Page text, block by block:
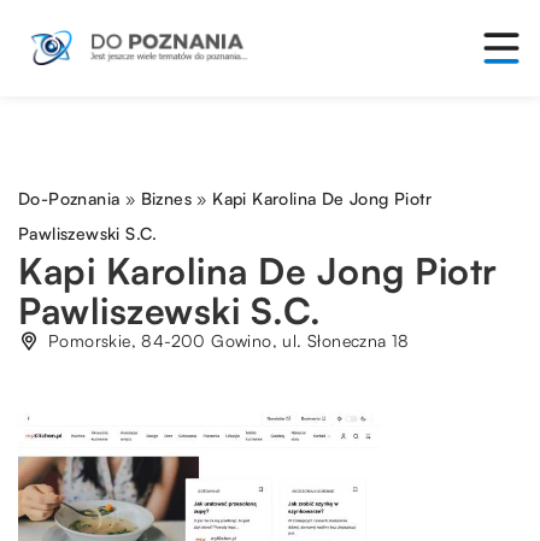
Do-Poznania » Biznes » Kapi Karolina De Jong Piotr
Pawliszewski S.C.
Kapi Karolina De Jong Piotr
Pawliszewski S.C.
Pomorskie, 84-200 Gowino, ul. Słoneczna 18